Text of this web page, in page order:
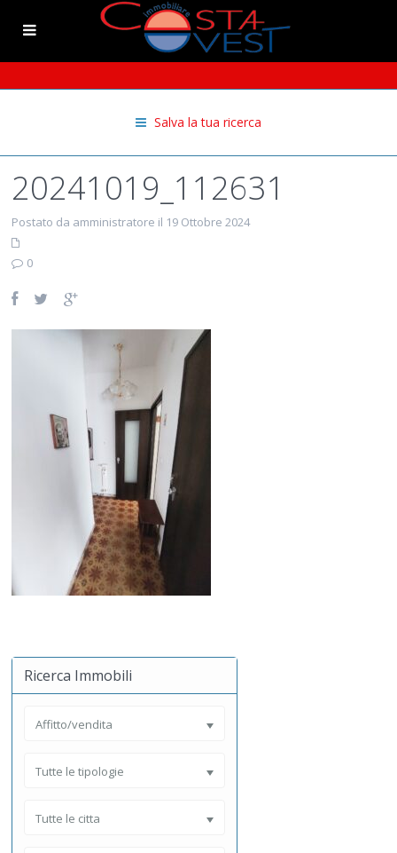
Salva la tua ricerca
20241019_112631
Postato da amministratore il 19 Ottobre 2024
0
Ricerca Immobili
Affitto/vendita
Tutte le tipologie
Tutte le citta